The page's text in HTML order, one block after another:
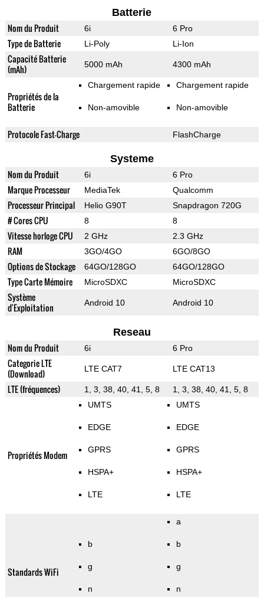
Batterie
Nom du Produit 6i 6 Pro
Type de Batterie Li-Poly Li-Ion
Capacité Batterie
(mAh)
5000 mAh 4300 mAh
Propriétés de la
Batterie
Chargement rapide
Non-amovible
Chargement rapide
Non-amovible
Protocole Fast-Charge FlashCharge
Systeme
Nom du Produit 6i 6 Pro
Marque Processeur MediaTek Qualcomm
Processeur Principal Helio G90T Snapdragon 720G
# Cores CPU 8 8
Vitesse horloge CPU 2 GHz 2.3 GHz
RAM 3GO/4GO 6GO/8GO
Options de Stockage 64GO/128GO 64GO/128GO
Type Carte Mémoire MicroSDXC MicroSDXC
Système
d'Exploitation
Android 10 Android 10
Reseau
Nom du Produit 6i 6 Pro
Categorie LTE
(Download)
LTE CAT7 LTE CAT13
LTE (fréquences) 1, 3, 38, 40, 41, 5, 8 1, 3, 38, 40, 41, 5, 8
Propriétés Modem
UMTS
EDGE
GPRS
HSPA+
LTE
UMTS
EDGE
GPRS
HSPA+
LTE
Standards WiFi
b
g
n
a
b
g
n